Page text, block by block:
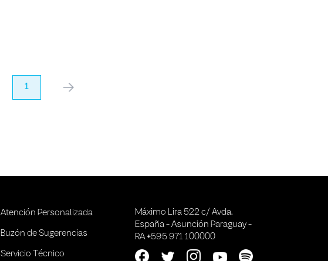
1 próximo
Atención Personalizada
Buzón de Sugerencias
Servicio Técnico
Máximo Lira 522 c/ Avda.
España - Asunción Paraguay -
RA +595 971 100000